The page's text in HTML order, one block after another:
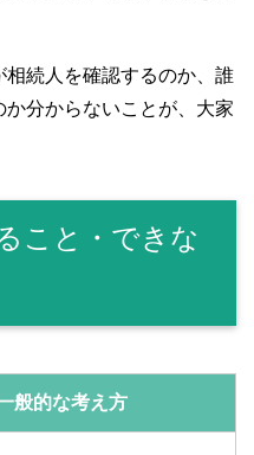
続人を確認するのか、誰
分からないことが、大家
こと・できな
般的な考え方